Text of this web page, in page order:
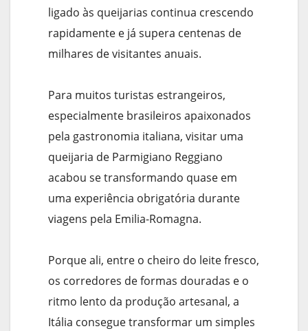
ligado às queijarias continua crescendo
rapidamente e já supera centenas de
milhares de visitantes anuais.
Para muitos turistas estrangeiros,
especialmente brasileiros apaixonados
pela gastronomia italiana, visitar uma
queijaria de Parmigiano Reggiano
acabou se transformando quase em
uma experiência obrigatória durante
viagens pela Emilia-Romagna.
Porque ali, entre o cheiro do leite fresco,
os corredores de formas douradas e o
ritmo lento da produção artesanal, a
Itália consegue transformar um simples